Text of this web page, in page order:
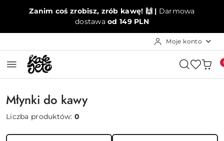
Przejdź do treści głównej
Przejdź do wyszukiwarki
Przejdź do moje konto
Przejdź do menu głównego
Przejdź do stopki
Zanim coś zrobisz, zrób kawę! 🙌 | Darmowa
dostawa od 149 PLN
Moje konto
Młynki do kawy
Liczba produktów:0